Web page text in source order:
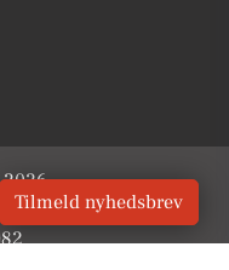
Tilmeld nyhedsbrev